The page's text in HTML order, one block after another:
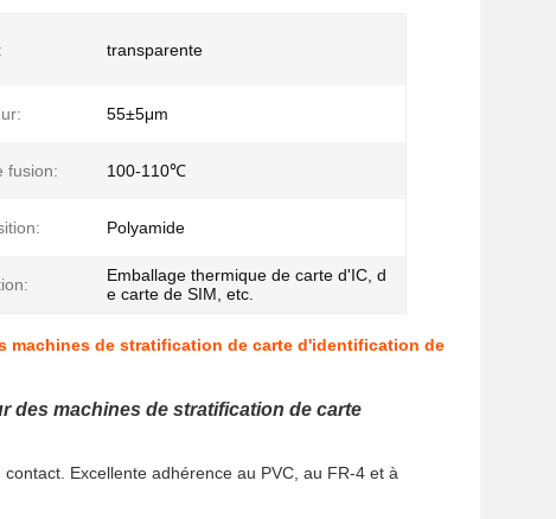
transparente
55±5μm
fusion: 100-110℃
Polyamide
Emballage thermique de carte d'IC, d
e carte de SIM, etc.
machines de stratification de carte d'identification de
des machines de stratification de carte
Excellente adhérence au PVC, au FR-4 et à